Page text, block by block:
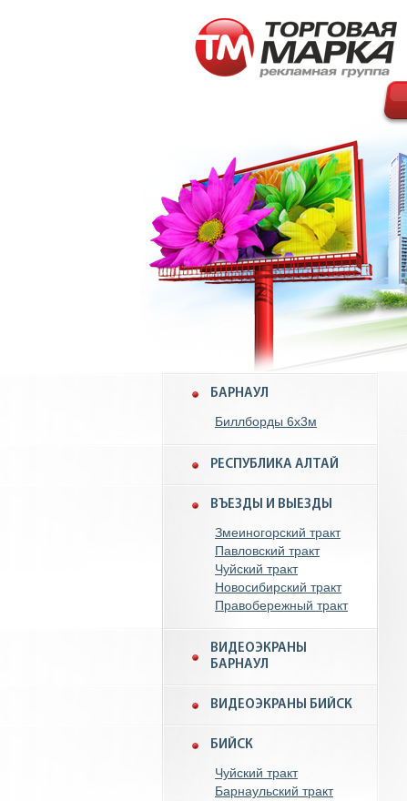
БАРНАУЛ
Биллборды 6x3м
РЕСПУБЛИКА АЛТАЙ
ВЪЕЗДЫ И ВЫЕЗДЫ
Змеиногорский тракт
Павловский тракт
Чуйский тракт
Новосибирский тракт
Правобережный тракт
ВИДЕОЭКРАНЫ
БАРНАУЛ
ВИДЕОЭКРАНЫ БИЙСК
БИЙСК
Чуйский тракт
Барнаульский тракт